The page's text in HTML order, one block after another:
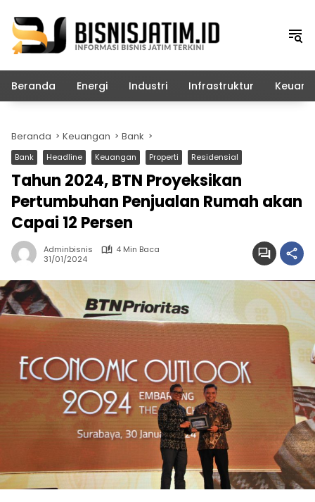
konten
Beranda Energi Industri Infrastruktur
Beranda Keuangan Bank
Bank Headline Keuangan Properti Residensial
Tahun 2024, BTN Proyeksikan
Pertumbuhan Penjualan Rumah akan
Capai 12 Persen
Adminbisnis
4 Min Baca
31/01/2024